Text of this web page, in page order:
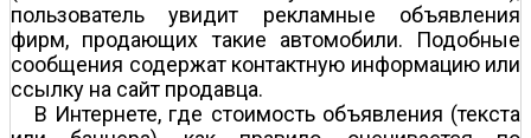
пользователь увидит рекламные объявления
фирм, продающих такие автомобили. Подобные
сообщения содержат контактную информацию или
ссылку на сайт продавца.
В Интернете, где стоимость объявления (текста